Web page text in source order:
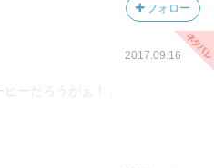
フォロー
2017.09.16
ーだろうがぁ！」